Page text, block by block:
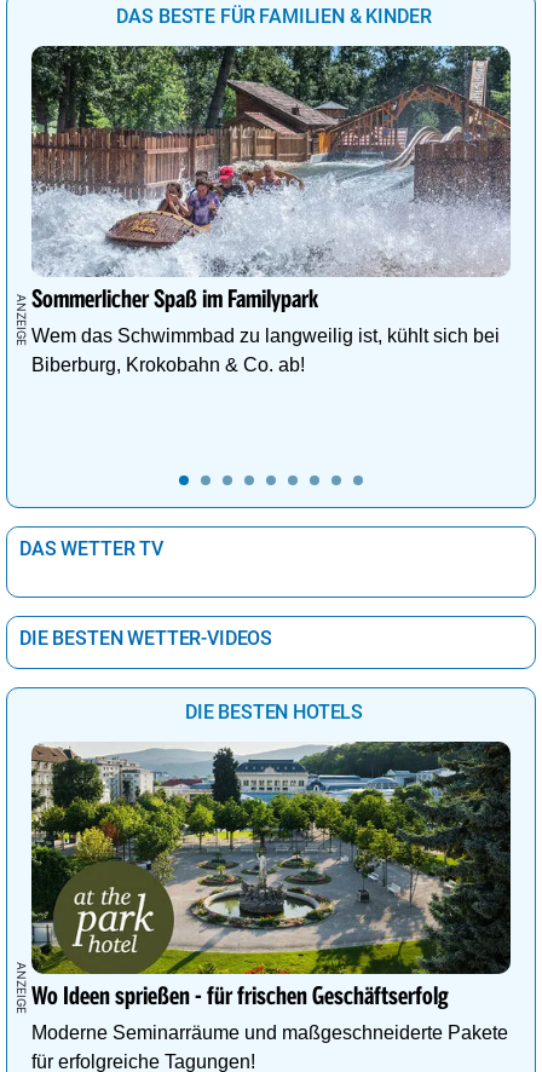
DAS BESTE FÜR FAMILIEN & KINDER
Sommerlicher Spaß im Familypark
Wem das Schwimmbad zu langweilig ist, kühlt sich bei
Biberburg, Krokobahn & Co. ab!
DAS WETTER TV
DIE BESTEN WETTER-VIDEOS
DIE BESTEN HOTELS
Wo Ideen sprießen - für frischen Geschäftserfolg
Moderne Seminarräume und maßgeschneiderte Pakete
für erfolgreiche Tagungen!